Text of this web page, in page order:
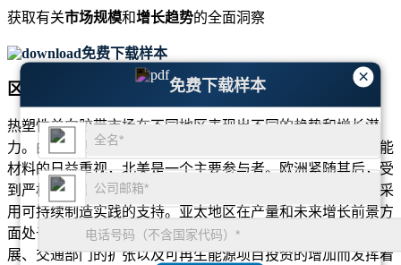
×
免费下载样本
获取有关市场规模和增长趋势的全面洞察
免费下载样本
区域展望
热塑性单向胶带市场在不同地区表现出不同的趋势和增长潜
力。由于先进的航空航天和国防工业的存在以及对轻质、节能
材料的日益重视，北美是一个主要参与者。欧洲紧随其后，受
到严格的环境法规、该地区强劲的汽车工业以及越来越多地采
用可持续制造实践的支持。亚太地区在产量和未来增长前景方
面处于领先地位，其中中国、日本和韩国由于工业化的快速发
展、交通部门的扩张以及可再生能源项目投资的增加而发挥着